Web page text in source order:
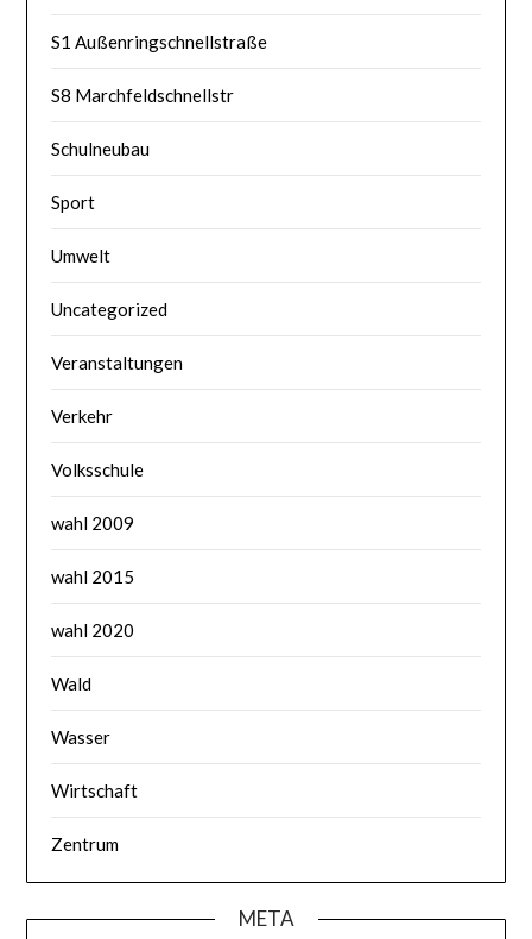
S1 Außenringschnellstraße
S8 Marchfeldschnellstr
Schulneubau
Sport
Umwelt
Uncategorized
Veranstaltungen
Verkehr
Volksschule
wahl 2009
wahl 2015
wahl 2020
Wald
Wasser
Wirtschaft
Zentrum
META